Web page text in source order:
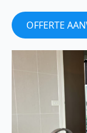
OFFERTE